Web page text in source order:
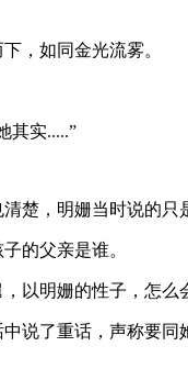
，如同金光流雾。
其实.....”
楚，明姗当时说的只
的父亲是谁。
以明姗的性子，怎
说了重话，声称要同